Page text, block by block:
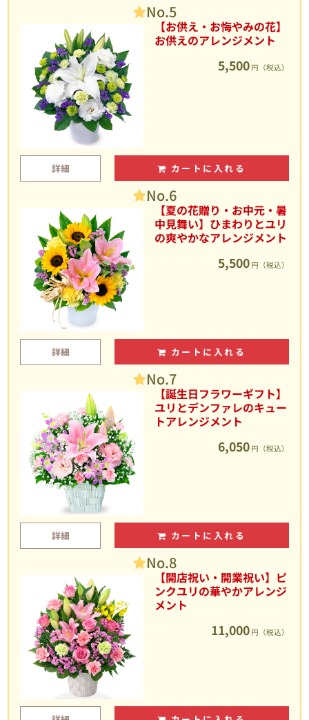
No.5
【お供え・お悔やみの花】
お供えのアレンジメント
5,500 円（税込）
詳細 カートに入れる
No.6
【夏の花贈り・お中元・暑
中見舞い】ひまわりとユリ
の爽やかなアレンジメント
5,500 円（税込）
詳細 カートに入れる
No.7
【誕生日フラワーギフト】
ユリとデンファレのキュー
トアレンジメント
6,050 円（税込）
詳細 カートに入れる
No.8
【開店祝い・開業祝い】ピ
ンクユリの華やかアレンジ
メント
11,000 円（税込）